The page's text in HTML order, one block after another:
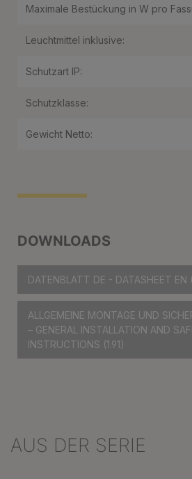
DOWNLOADS
DATENBLATT DE - DATASHEET EN
ALLGEMEINE MONTAGE UND
– GENERAL INSTALLATION AND
INSTRUCTIONS (1.91)
Maximale Bestückung in W pro
Leuchtmittel inklusive:
Schutzart IP:
Schutzklasse:
Gewicht Netto:
Produktgalerie überspringen
AUS DER SERIE